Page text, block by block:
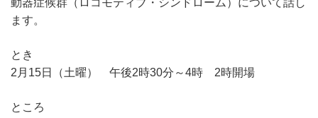
動器症候群（ロコモティブ・シンドローム）について話し
ます。
とき
2月15日（土曜） 午後2時30分～4時 2時開場
ところ